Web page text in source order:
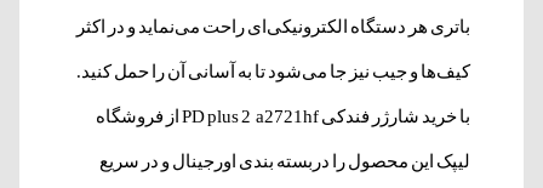
باتری هر دستگاه الکترونیکی‌ای راحت می‌نماید و در اکثر
کیف‌ها و جیب نیز جا می‌شود تا به آسانی آن را حمل کنید.
با خرید شارژر فندکی PD plus 2 a2721hf از فروشگاه
لیپک این محصول را دربسته بندی اورجینال و در سریع